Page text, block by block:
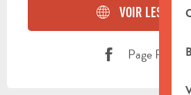
VOIR LES
Page